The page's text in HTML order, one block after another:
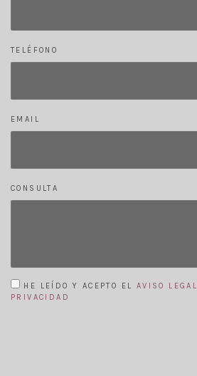
TELÉFONO
EMAIL
CONSULTA
HE LEÍDO Y ACEPTO EL AVISO LEGAL
PRIVACIDAD